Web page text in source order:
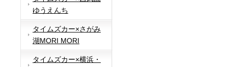
ゆうえんち
タイムズカー×さがみ
湖MORI MORI
タイムズカー×横浜・